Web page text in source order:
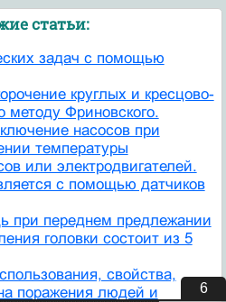
статьи:
задач с помощью
круглых и кресцово-
методу Фриновского.
насосов при
температуры
или электродвигателей.
с помощью датчиков
при переднем предлежании
головки состоит из 5
свойства,
поражения людей и
5